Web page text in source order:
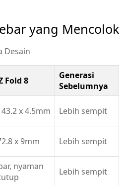
yang Mencolok
Desain
Fold 8
Generasi
Sebelumnya
x 4.5mm Lebih sempit
x 9mm Lebih sempit
nyaman
Lebih sempit